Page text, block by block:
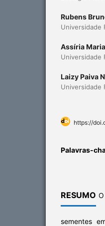
Rubens
Universidade
Assíria
Universidade
Laizy Paiva
Universidade
https://
Palavras-
RESUMO
sementes